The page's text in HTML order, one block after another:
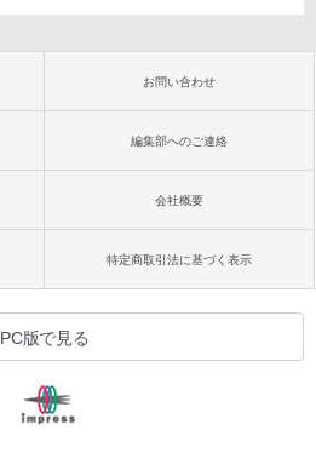
お問い合わせ
編集部へのご連絡
会社概要
特定商取引法に基づく表示
PC版で見る